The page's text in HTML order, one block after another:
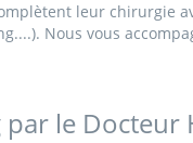
leur chirurgie
Nous vous
le Docteur